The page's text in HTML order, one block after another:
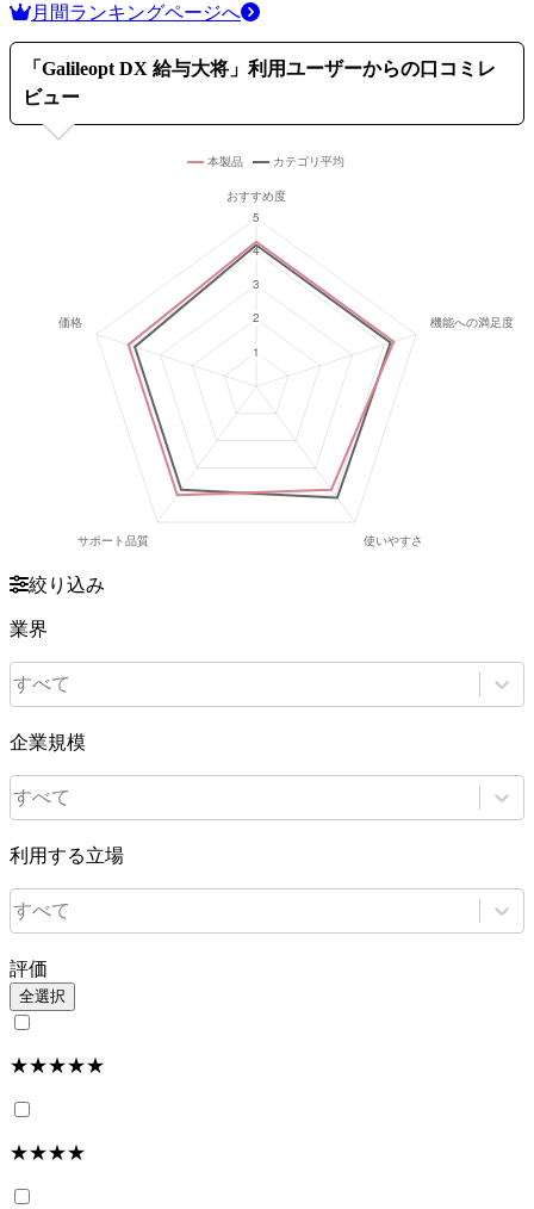
月間ランキングページへ
「 Galileopt DX 給与大将 」利用ユーザーからの口コミレ
ビュー
絞り込み
業界
すべて
企業規模
すべて
利用する立場
すべて
評価
全選択
★★★★★
★★★★